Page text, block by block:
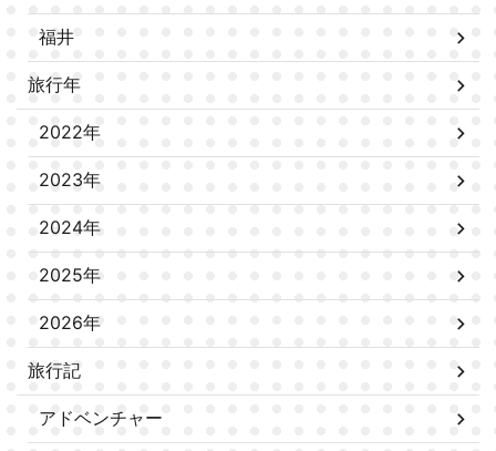
福井
旅行年
2022年
2023年
2024年
2025年
2026年
旅行記
アドベンチャー